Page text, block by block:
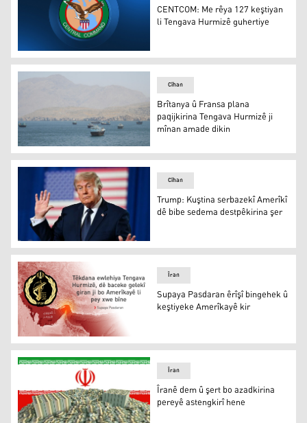
CENTCOM: Me rêya 127 keştiyan li Tengava Hurmizê
CENTCOM: Me rêya 127 keştiyan
li Tengava Hurmizê guhertiye
Brîtanya û Fransa plana paqijkirina Tengava Hurmizê ji
Cîhan
Brîtanya û Fransa plana
paqijkirina Tengava Hurmizê ji
mînan amade dikin
Trump: Kuştina serbazekî Amerîkî dê bibe sedema
Cîhan
Trump: Kuştina serbazekî Amerîkî
dê bibe sedema destpêkirina şer
Supaya Pasdaran êrîşî bingehek û keştiyeke Amerîkayê
Îran
Supaya Pasdaran êrîşî bingehek û
keştiyeke Amerîkayê kir
Îran
Îranê dem û şert bo azadkirina
pereyê astengkirî hene